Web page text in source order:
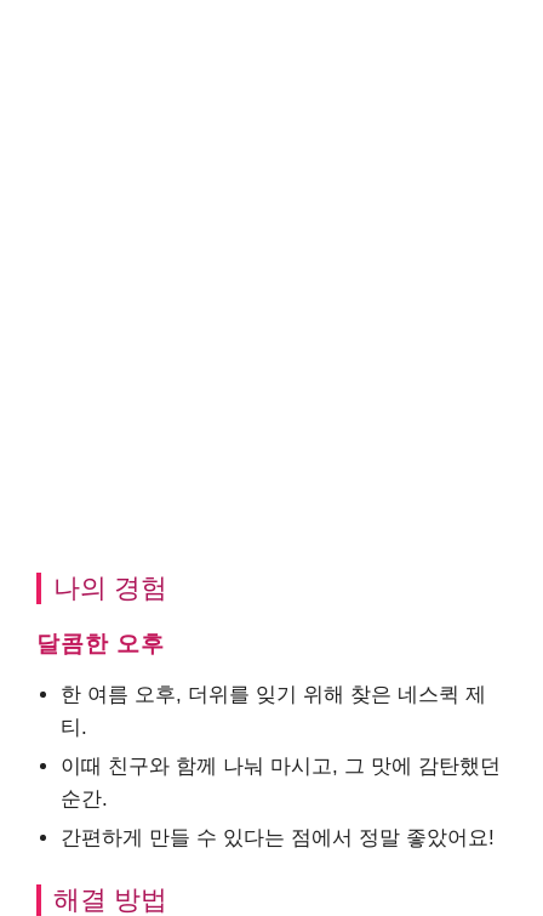
나의 경험
달콤한 오후
한 여름 오후, 더위를 잊기 위해 찾은 네스퀵 제
티.
이때 친구와 함께 나눠 마시고, 그 맛에 감탄했던
순간.
간편하게 만들 수 있다는 점에서 정말 좋았어요!
해결 방법